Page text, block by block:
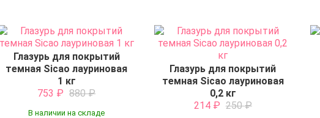
Глазурь для покрытий
темная Sicao лауриновая
1 кг
753 ₽ 880₽
В наличии на складе
Глазурь для покрытий
темная Sicao лауриновая
0,2 кг
214 ₽ 250₽